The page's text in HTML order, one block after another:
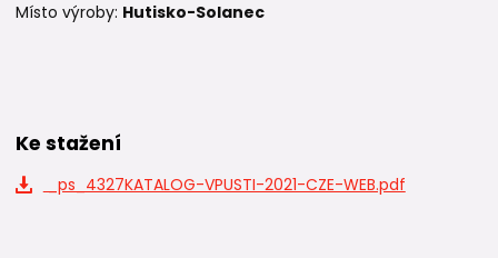
Místo výroby: Hutisko-Solanec
Ke stažení
_ps_4327KATALOG-VPUSTI-2021-CZE-WEB.pdf